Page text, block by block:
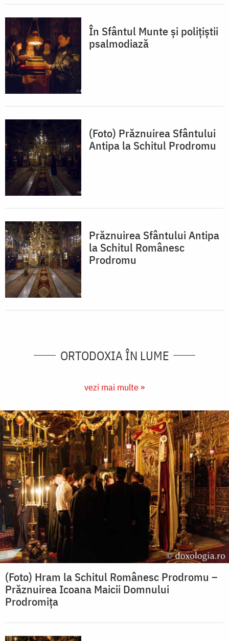
În Sfântul Munte şi poliţiştii
psalmodiază
(Foto) Prăznuirea Sfântului
Antipa la Schitul Prodromu
Prăznuirea Sfântului Antipa
la Schitul Românesc
Prodromu
ORTODOXIA ÎN LUME
vezi mai multe »
(Foto) Hram la Schitul Românesc Prodromu –
Prăznuirea Icoana Maicii Domnului
Prodromița